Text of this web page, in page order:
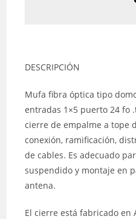
DESCRIPCIÓN
Mufa fibra óptica tipo
entradas 1×5 puerto 24 fo
cierre de empalme a tope
conexión, ramificación,
de cables. Es adecuado
suspendido y montaje en
antena.
El cierre está fabricado en